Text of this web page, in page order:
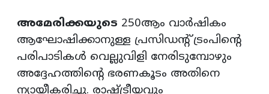
അമേരിക്കയുടെ 250ആം വാർഷികം
ആഘോഷിക്കാനുള്ള പ്രസിഡന്റ് ട്രംപിന്റെ
പരിപാടികൾ വെല്ലുവിളി നേരിടുമ്പോഴും
അദ്ദേഹത്തിന്റെ ഭരണകൂടം അതിനെ
ന്യായീകരിച്ചു. രാഷ്ട്രീയവും